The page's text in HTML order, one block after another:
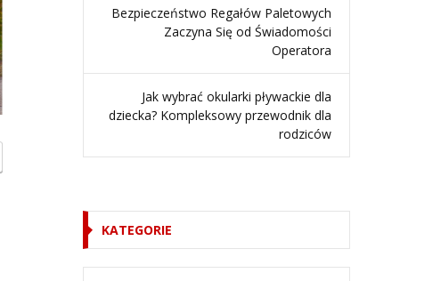
Bezpieczeństwo Regałów Paletowych
Zaczyna Się od Świadomości
Operatora
Jak wybrać okularki pływackie dla
dziecka? Kompleksowy przewodnik dla
rodziców
KATEGORIE